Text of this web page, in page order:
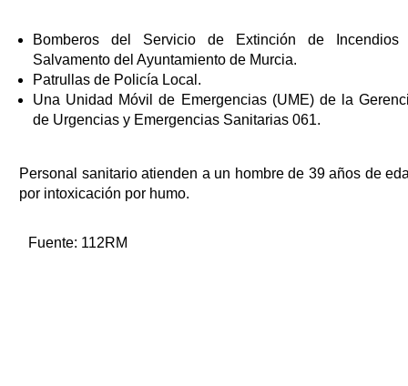
Bomberos del Servicio de Extinción de Incendios
Salvamento del Ayuntamiento de Murcia.
Patrullas de Policía Local.
Una Unidad Móvil de Emergencias (UME) de la
de Urgencias y Emergencias Sanitarias 061.
Personal sanitario atienden a un hombre de 39 años de
por intoxicación por humo.
Fuente: 112RM